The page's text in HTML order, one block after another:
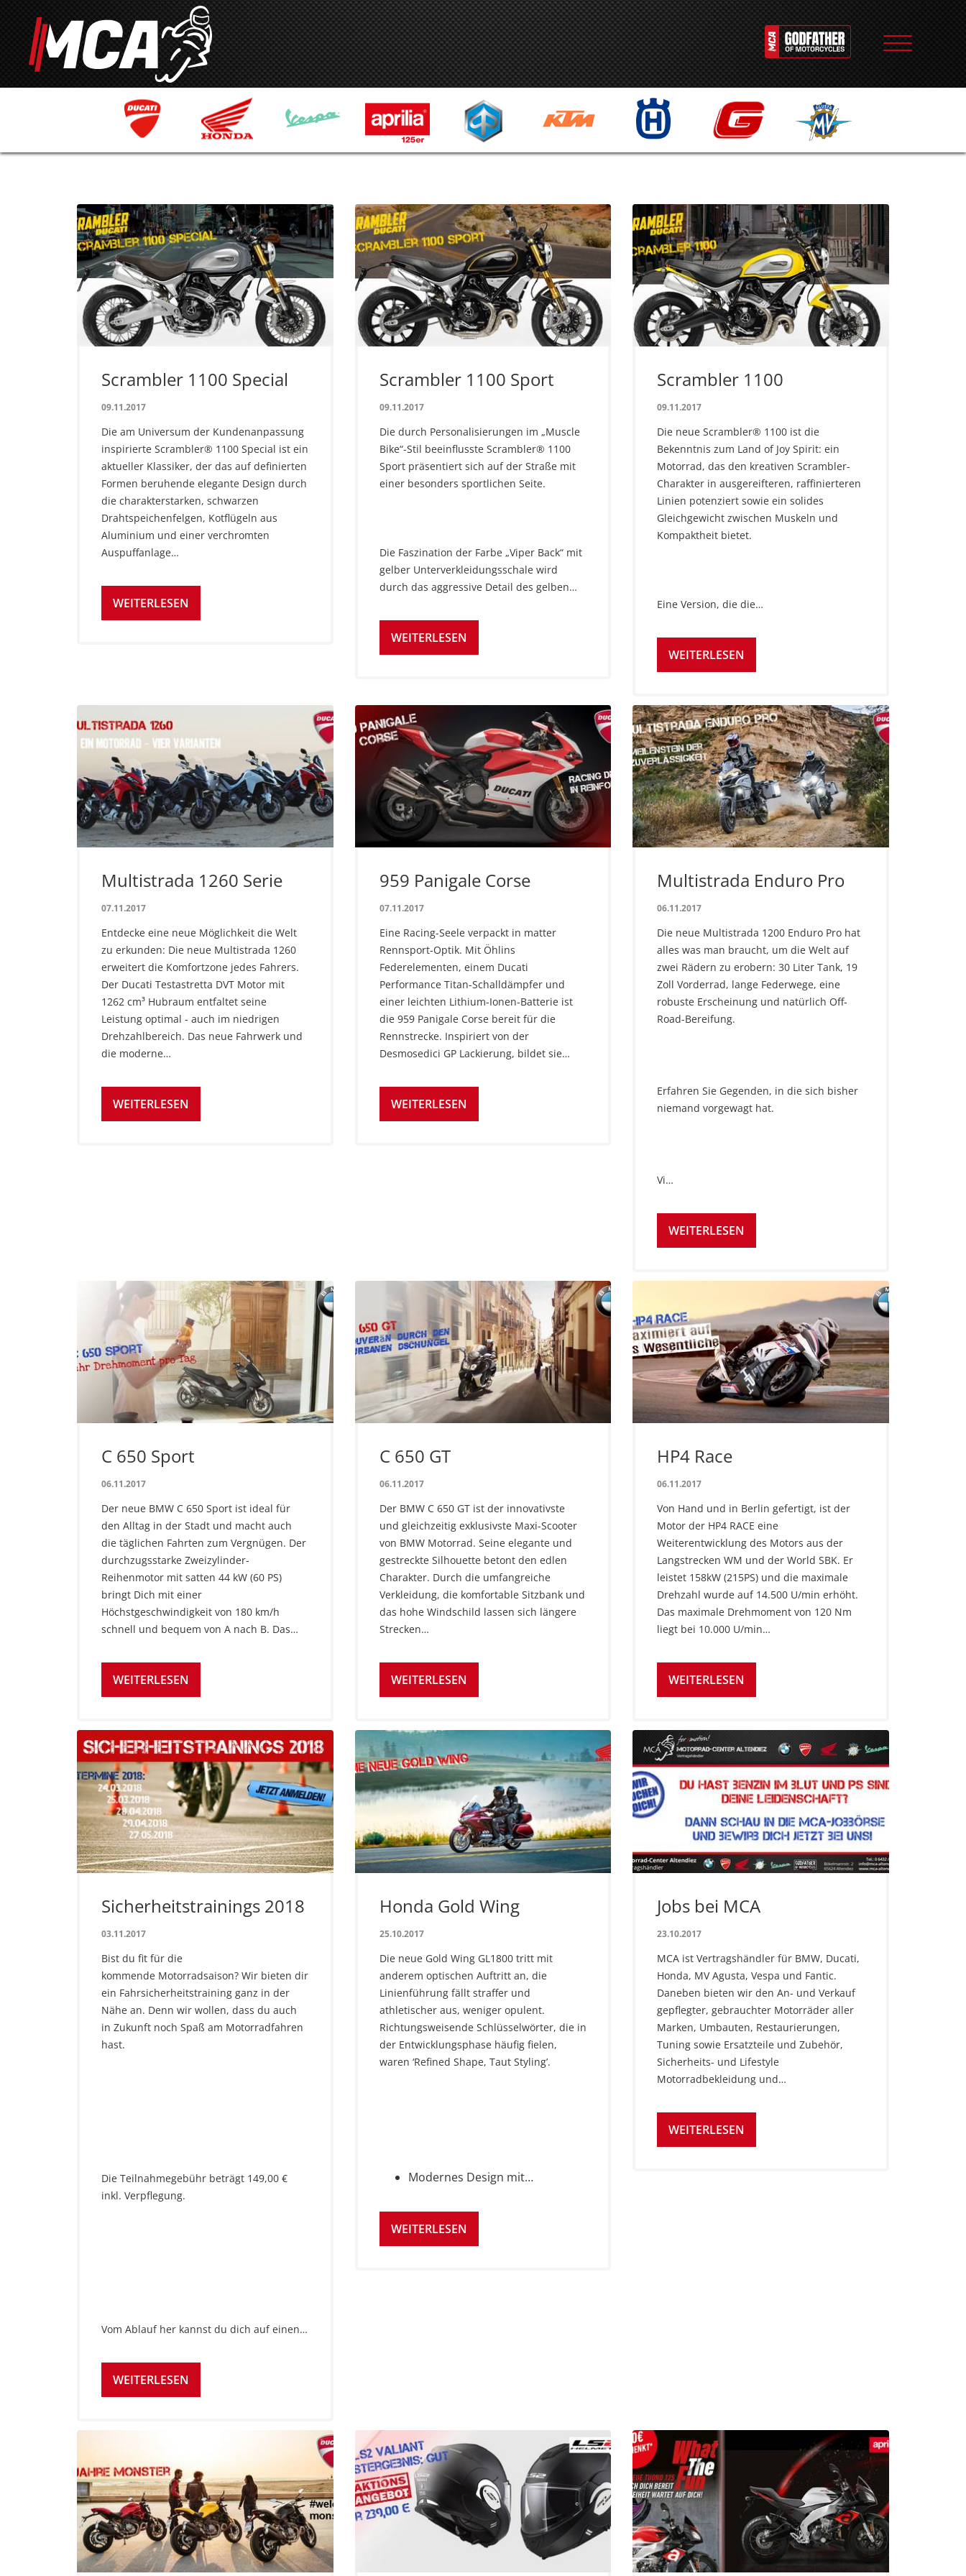
Scrambler 1100 Special
09.11.2017
Die am Universum der Kundenanpassung
inspirierte Scrambler® 1100 Special ist ein
aktueller Klassiker, der das auf definierten
Formen beruhende elegante Design durch
die charakterstarken, schwarzen
Drahtspeichenfelgen, Kotflügeln aus
Aluminium und einer verchromten
Auspuffanlage…
WEITERLESEN
Scrambler 1100 Sport
09.11.2017
Die durch Personalisierungen im „Muscle
Bike“-Stil beeinflusste Scrambler® 1100
Sport präsentiert sich auf der Straße mit
einer besonders sportlichen Seite.
Die Faszination der Farbe „Viper Back“ mit
gelber Unterverkleidungsschale wird
durch das aggressive Detail des gelben…
WEITERLESEN
Scrambler 1100
09.11.2017
Die neue Scrambler® 1100 ist die
Bekenntnis zum Land of Joy Spirit: ein
Motorrad, das den kreativen Scrambler-
Charakter in ausgereifteren, raffinierteren
Linien potenziert sowie ein solides
Gleichgewicht zwischen Muskeln und
Kompaktheit bietet.
Eine Version, die die…
WEITERLESEN
Multistrada 1260 Serie
07.11.2017
Entdecke eine neue Möglichkeit die Welt
zu erkunden: Die neue Multistrada 1260
erweitert die Komfortzone jedes Fahrers.
Der Ducati Testastretta DVT Motor mit
1262 cm³ Hubraum entfaltet seine
Leistung optimal - auch im niedrigen
Drehzahlbereich. Das neue Fahrwerk und
die moderne…
WEITERLESEN
959 Panigale Corse
07.11.2017
Eine Racing-Seele verpackt in matter
Rennsport-Optik. Mit Öhlins
Federelementen, einem Ducati
Performance Titan-Schalldämpfer und
einer leichten Lithium-Ionen-Batterie ist
die 959 Panigale Corse bereit für die
Rennstrecke. Inspiriert von der
Desmosedici GP Lackierung, bildet sie…
WEITERLESEN
Multistrada Enduro Pro
06.11.2017
Die neue Multistrada 1200 Enduro Pro hat
alles was man braucht, um die Welt auf
zwei Rädern zu erobern: 30 Liter Tank, 19
Zoll Vorderrad, lange Federwege, eine
robuste Erscheinung und natürlich Off-
Road-Bereifung.
Erfahren Sie Gegenden, in die sich bisher
niemand vorgewagt hat.
Vi…
WEITERLESEN
C 650 Sport
06.11.2017
Der neue BMW C 650 Sport ist ideal für
den Alltag in der Stadt und macht auch
die täglichen Fahrten zum Vergnügen. Der
durchzugsstarke Zweizylinder-
Reihenmotor mit satten 44 kW (60 PS)
bringt Dich mit einer
Höchstgeschwindigkeit von 180 km/h
schnell und bequem von A nach B. Das…
WEITERLESEN
C 650 GT
06.11.2017
Der BMW C 650 GT ist der innovativste
und gleichzeitig exklusivste Maxi-Scooter
von BMW Motorrad. Seine elegante und
gestreckte Silhouette betont den edlen
Charakter. Durch die umfangreiche
Verkleidung, die komfortable Sitzbank und
das hohe Windschild lassen sich längere
Strecken…
WEITERLESEN
HP4 Race
06.11.2017
Von Hand und in Berlin gefertigt, ist der
Motor der HP4 RACE eine
Weiterentwicklung des Motors aus der
Langstrecken WM und der World SBK. Er
leistet 158kW (215PS) und die maximale
Drehzahl wurde auf 14.500 U/min erhöht.
Das maximale Drehmoment von 120 Nm
liegt bei 10.000 U/min…
WEITERLESEN
Sicherheitstrainings 2018
03.11.2017
Bist du fit für die
kommende Motorradsaison? Wir bieten dir
ein Fahrsicherheitstraining ganz in der
Nähe an. Denn wir wollen, dass du auch
in Zukunft noch Spaß am Motorradfahren
hast.
Die Teilnahmegebühr beträgt 149,00 €
inkl. Verpflegung.
Vom Ablauf her kannst du dich auf einen…
WEITERLESEN
Honda Gold Wing
25.10.2017
Die neue Gold Wing GL1800 tritt mit
anderem optischen Auftritt an, die
Linienführung fällt straffer und
athletischer aus, weniger opulent.
Richtungsweisende Schlüsselwörter, die in
der Entwicklungsphase häufig fielen,
waren ‘Refined Shape, Taut Styling’.
Modernes Design mit…
WEITERLESEN
Jobs bei MCA
23.10.2017
MCA ist Vertragshändler für BMW, Ducati,
Honda, MV Agusta, Vespa und Fantic.
Daneben bieten wir den An- und Verkauf
gepflegter, gebrauchter Motorräder aller
Marken, Umbauten, Restaurierungen,
Tuning sowie Ersatzteile und Zubehör,
Sicherheits- und Lifestyle
Motorradbekleidung und…
WEITERLESEN